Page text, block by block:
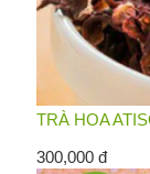
TRÀ HOA
300,000 đ